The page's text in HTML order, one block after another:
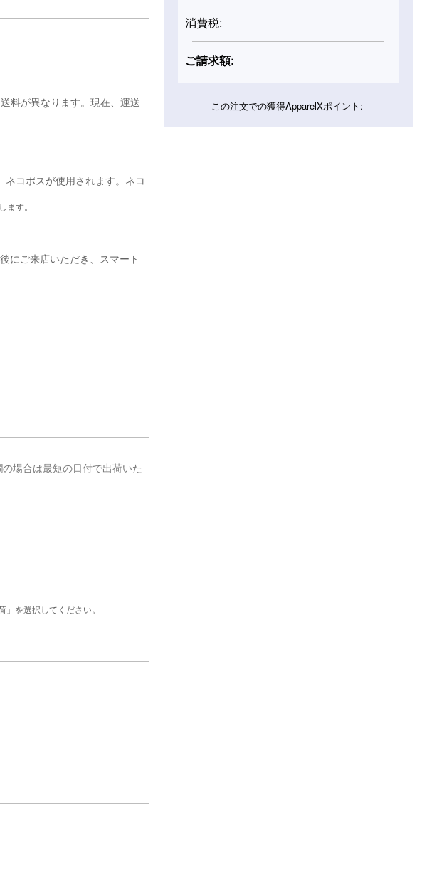
料が異なります。現在、運送
コポスが使用されます。ネコ
す。
にご来店いただき、スマート
場合は最短の日付で出荷いた
を選択してください。
消費税:
ご請求額:
この注文での獲得ApparelXポイント: